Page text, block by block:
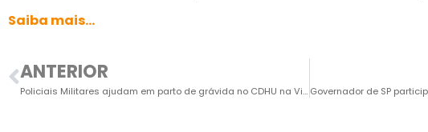
Saiba mais…
ANTERIOR
Policiais Militares ajudam em parto de grávida no CDHU na Vila Lucinda